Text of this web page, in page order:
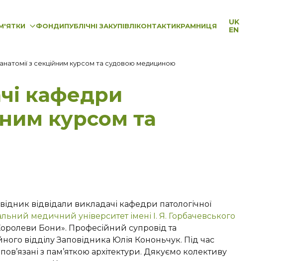
ФОНДИПУБЛІЧНІ ЗАКУПІВЛІКОНТАКТИКРАМНИЦЯ
UK
EN
з секційним курсом та судовою медициною
кафедри
курсом та
відвідали викладачі кафедри патологічної
медичний університет імені І. Я. Горбачевського
Бони». Професійний супровід та
відділу Заповідника Юлія Кононьчук. Під час
з пам’яткою архітектури. Дякуємо колективу